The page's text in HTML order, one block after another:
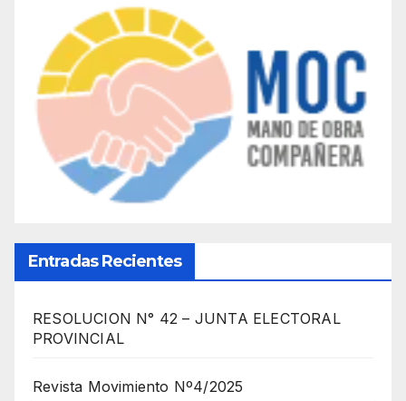
Entradas Recientes
RESOLUCION N° 42 – JUNTA ELECTORAL
PROVINCIAL
Revista Movimiento Nº4/2025